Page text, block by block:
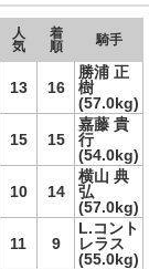
人
気
着
順
騎手
13 16
勝浦 正
樹
(57.0kg)
15 15
嘉藤 貴
行
(54.0kg)
10 14
横山 典
弘
(57.0kg)
11 9
L.コント
レラス
(55.0kg)